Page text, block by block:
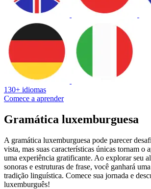
130+ idiomas
Comece a aprender
Gramática luxemburguesa
A gramática luxemburguesa pode parecer
vista, mas suas características únicas tornam o
uma experiência gratificante. Ao explorar seu
sonoras e estruturas de frase, você ganhará
tradição linguística. Comece sua jornada e
luxemburguês!